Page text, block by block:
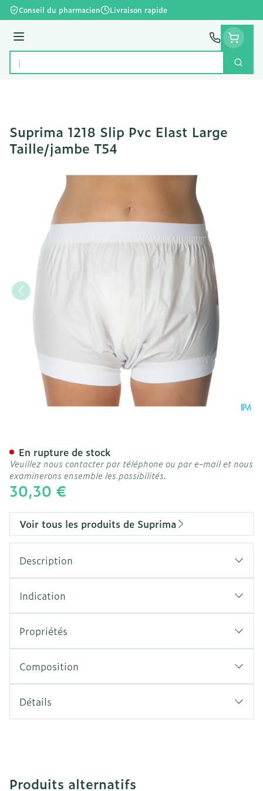
Aller au contenu
Conseil du pharmacien Livraison rapide
Menu
Rechercher
Suprima 1218 Slip Pvc Elast Large
Taille/jambe T54
30,30 €
En rupture de stock
Veuillez nous contacter par téléphone ou par e-mail et nous
examinerons ensemble les possibilités.
Voir tous les produits de Suprima
Description
Indication
Propriétés
Composition
Détails
Produits alternatifs